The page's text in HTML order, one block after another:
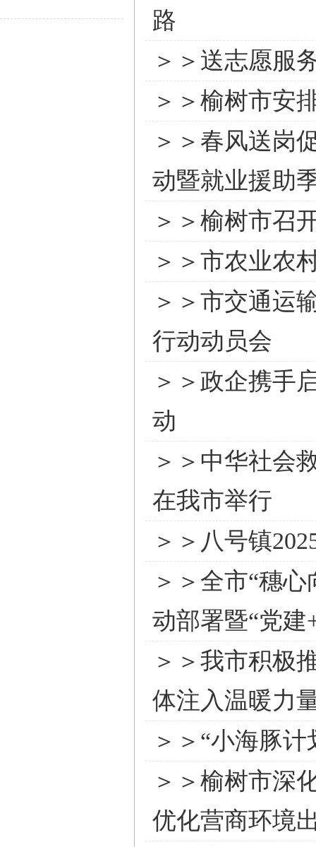
路
＞＞送志愿服
＞＞榆树市安
＞＞春风送岗
动暨就业援助
＞＞榆树市召
＞＞市农业农
＞＞市交通运
行动动员会
＞＞政企携手
动
＞＞中华社会
在我市举行
＞＞八号镇
＞＞全市“穗
动部署暨“党建
＞＞我市积极
体注入温暖力
＞＞“小海豚
＞＞榆树市
优化营商环境